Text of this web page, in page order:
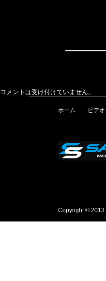
コメントは受け付けていません。
ホーム ビデオ
Copyright © 2013